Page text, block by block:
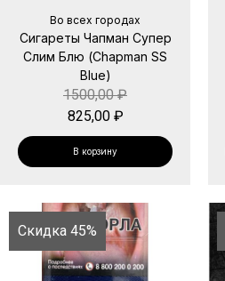
Во всех городах
Сигареты Чапман Супер
Слим Блю (Chapman SS
Blue)
1500,00₽
825,00 ₽
В корзину
Скидка 45%